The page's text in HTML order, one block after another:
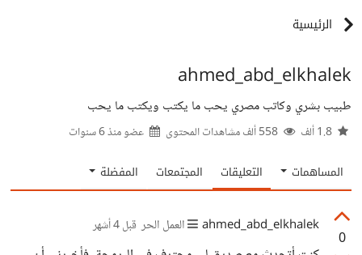
الرئيسية
ahmed_abd_elkhalek
طبيب بشري وكاتب مصري يحب ما يكتب ويكتب ما يحب
عضو منذ6 سنوات
المساهمات التعليقات المجتمعات المفضلة
0
ahmed_abd_elkhalek العمل الحر قبل 4 أشهر